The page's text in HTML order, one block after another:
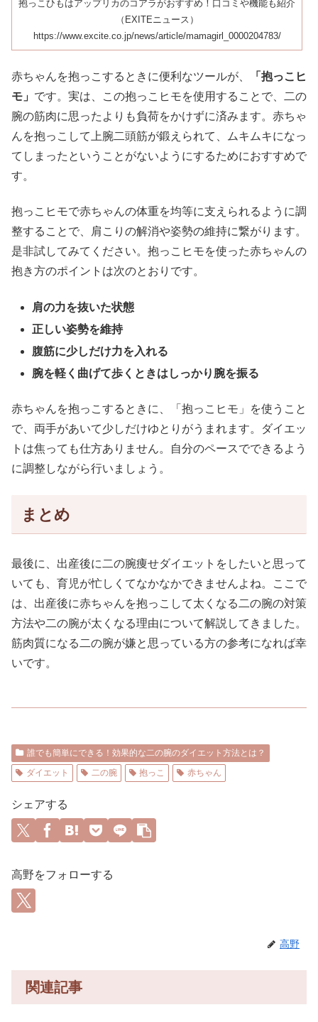
抱っこひもはアップリカのコアラがおすすめ！口コミや機能も紹介
（EXITEニュース）
https://www.excite.co.jp/news/article/mamagirl_0000204783/
赤ちゃんを抱っこするときに便利なツールが、
「抱っこヒ
モ」 です。実は、この抱っこヒモを使用することで、二の
腕の筋肉に思ったよりも負荷をかけずに済みます。赤ちゃ
んを抱っこして上腕二頭筋が鍛えられて、ムキムキになっ
てしまったということがないようにするためにおすすめで
す。
抱っこヒモで赤ちゃんの体重を均等に支えられるように調
整することで、肩こりの解消や姿勢の維持に繋がります。
是非試してみてください。抱っこヒモを使った赤ちゃんの
抱き方のポイントは次のとおりです。
肩の力を抜いた状態
正しい姿勢を維持
腹筋に少しだけ力を入れる
腕を軽く曲げて歩くときはしっかり腕を振る
赤ちゃんを抱っこするときに、「抱っこヒモ」を使うこと
で、両手があいて少しだけゆとりがうまれます。ダイエッ
トは焦っても仕方ありません。自分のペースでできるよう
に調整しながら行いましょう。
まとめ
最後に、出産後に二の腕痩せダイエットをしたいと思って
いても、育児が忙しくてなかなかできませんよね。ここで
は、出産後に赤ちゃんを抱っこして太くなる二の腕の対策
方法や二の腕が太くなる理由について解説してきました。
筋肉質になる二の腕が嫌と思っている方の参考になれば幸
いです。
誰でも簡単にできる！効果的な二の腕のダイエット方法とは？
ダイエット
二の腕 抱っこ 赤ちゃん
シェアする
高野をフォローする
高野
関連記事